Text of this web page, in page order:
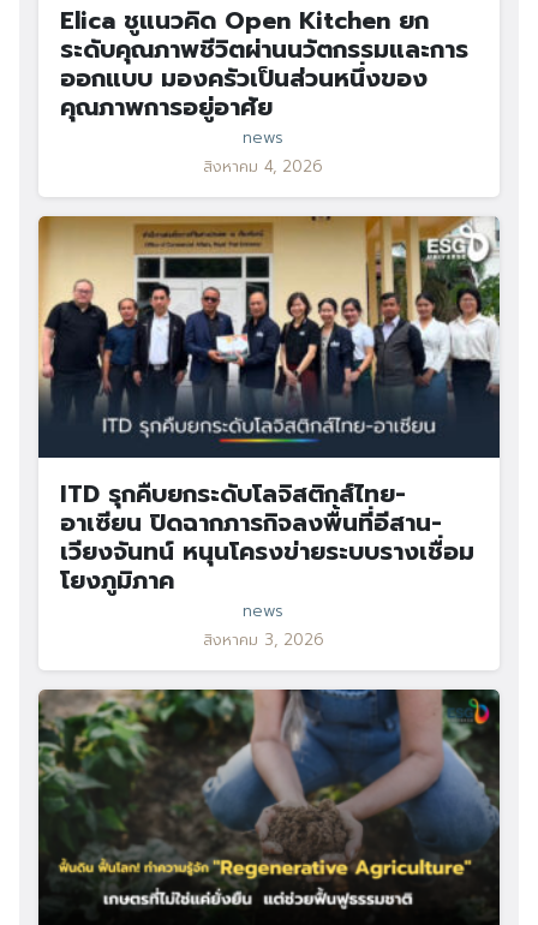
Elica ชูแนวคิด Open Kitchen ยก
ระดับคุณภาพชีวิตผ่านนวัตกรรมและการ
ออกแบบ มองครัวเป็นส่วนหนึ่งของ
คุณภาพการอยู่อาศัย
news
สิงหาคม 4, 2026
ITD รุกคืบยกระดับโลจิสติกส์ไทย-
อาเซียน ปิดฉากภารกิจลงพื้นที่อีสาน-
เวียงจันทน์ หนุนโครงข่ายระบบรางเชื่อม
โยงภูมิภาค
news
สิงหาคม 3, 2026